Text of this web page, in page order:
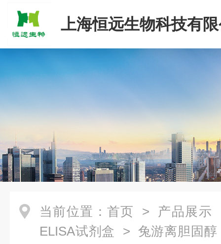
上海恒远生物科技有
当前位置： 首页 > 产品展示
ELISA试剂盒 > 兔游离胆固醇